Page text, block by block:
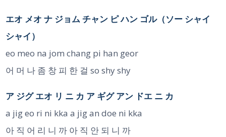
エオ メオ ナ ジョム チャン ピ ハン ゴル（ソー シャイ
シャイ）
eo meo na jom chang pi han geor
어 머 나 좀 창 피 한 걸 so shy shy
ア ジグ エオ リ ニ カ ア ギグ アン ドエ ニ カ
a jig eo ri ni kka a jig an doe ni kka
아 직 어 리 니 까 아 직 안 되 니 까